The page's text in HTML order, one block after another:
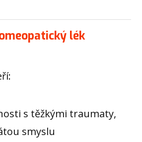
lék
s těžkými traumaty,
smyslu